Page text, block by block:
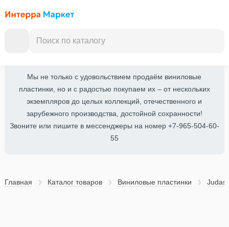
Мы не только с удовольствием продаём виниловые
пластинки, но и с радостью покупаем их – от нескольких
экземпляров до целых коллекций, отечественного и
зарубежного производства, достойной сохранности!
Звоните или пишите в мессенджеры на номер +7-965-504-60-
55
Главная Каталог товаров Виниловые пластинки Judas